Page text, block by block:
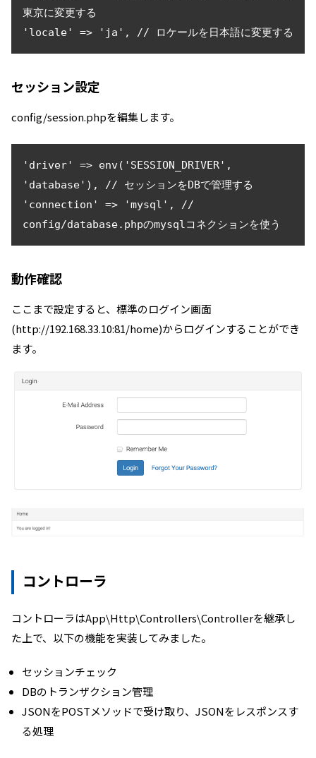
東京に変更する
'locale' => 'ja', // ロケールを日本語に変更する
セッション設定
config/session.phpを編集します。
'driver' => env('SESSION_DRIVER',
'database'), // セッションをDBで管理する
'connection' => 'mysql', //
config/database.phpのmysqlコネクションを使う
動作確認
ここまで設定すると、標準のログイン画面
(http://192.168.33.10:81/home)からログインすることができ
ます。
コントローラ
コントローラはApp\Http\Controllers\Controllerを継承し
た上で、以下の機能を実装してみました。
セッションチェック
DBのトランザクション管理
JSONをPOSTメソッドで受け取り、JSONをレスポンスす
る処理